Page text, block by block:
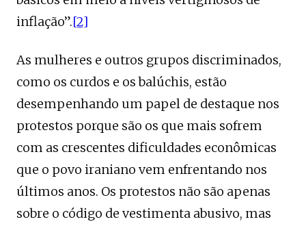
inflação”.[2]
As mulheres e outros grupos discriminados,
como os curdos e os balúchis, estão
desempenhando um papel de destaque nos
protestos porque são os que mais sofrem
com as crescentes dificuldades econômicas
que o povo iraniano vem enfrentando nos
últimos anos. Os protestos não são apenas
sobre o código de vestimenta abusivo, mas